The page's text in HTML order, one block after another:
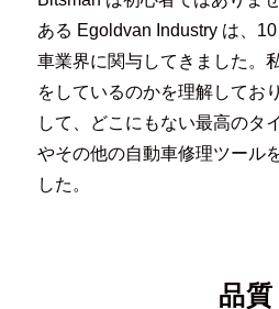
ある Egoldvan Industry は、
車業界に関与してきました。
をしているのかを理解してお
して、どこにもない最高のタ
やその他の自動車修理ツール
した。
品質